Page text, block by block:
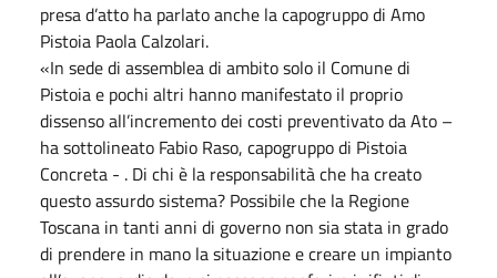
presa d’atto ha parlato anche la capogruppo di Amo
Pistoia Paola Calzolari.
«In sede di assemblea di ambito solo il Comune di
Pistoia e pochi altri hanno manifestato il proprio
dissenso all’incremento dei costi preventivato da Ato –
ha sottolineato Fabio Raso, capogruppo di Pistoia
Concreta - . Di chi è la responsabilità che ha creato
questo assurdo sistema? Possibile che la Regione
Toscana in tanti anni di governo non sia stata in grado
di prendere in mano la situazione e creare un impianto